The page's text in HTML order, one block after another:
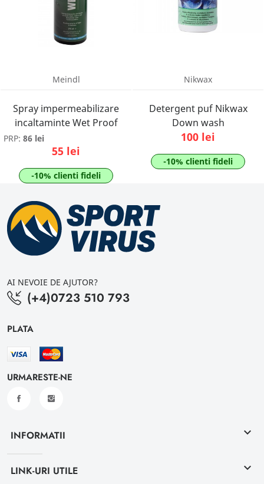
Meindl
Spray impermeabilizare
incaltaminte Wet Proof
PRP: 86 lei
55 lei
-10% clienti fideli
Nikwax
Detergent puf Nikwax
Down wash
100 lei
-10% clienti fideli
AI NEVOIE DE AJUTOR?
(+4)0723 510 793
PLATA
URMARESTE-NE
INFORMATII keyboard_arrow_down
LINK-URI UTILE keyboard_arrow_down